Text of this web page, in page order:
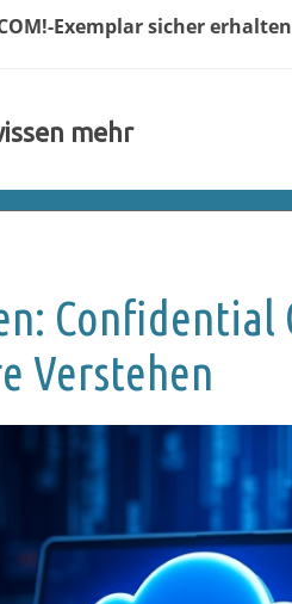
Exemplarsicher
mehr
Verstehen